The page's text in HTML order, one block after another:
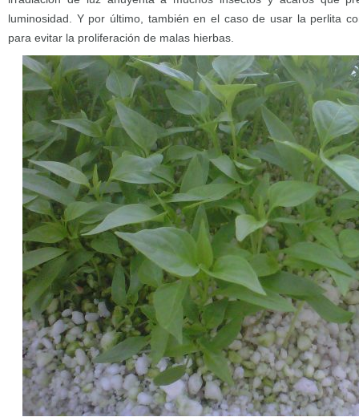
luminosidad. Y por último, también en el caso de usar la perlita
para evitar la proliferación de malas hierbas.